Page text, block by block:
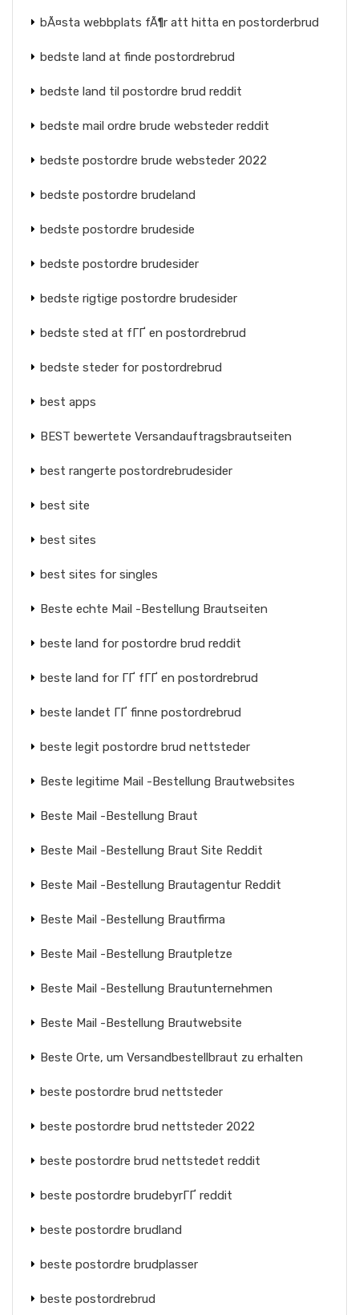
bÃ¤sta webbplats fÃ¶r att hitta en postorderbrud
bedste land at finde postordrebrud
bedste land til postordre brud reddit
bedste mail ordre brude websteder reddit
bedste postordre brude websteder 2022
bedste postordre brudeland
bedste postordre brudeside
bedste postordre brudesider
bedste rigtige postordre brudesider
bedste sted at fГҐ en postordrebrud
bedste steder for postordrebrud
best apps
BEST bewertete Versandauftragsbrautseiten
best rangerte postordrebrudesider
best site
best sites
best sites for singles
Beste echte Mail -Bestellung Brautseiten
beste land for postordre brud reddit
beste land for ГҐ fГҐ en postordrebrud
beste landet ГҐ finne postordrebrud
beste legit postordre brud nettsteder
Beste legitime Mail -Bestellung Brautwebsites
Beste Mail -Bestellung Braut
Beste Mail -Bestellung Braut Site Reddit
Beste Mail -Bestellung Brautagentur Reddit
Beste Mail -Bestellung Brautfirma
Beste Mail -Bestellung Brautpletze
Beste Mail -Bestellung Brautunternehmen
Beste Mail -Bestellung Brautwebsite
Beste Orte, um Versandbestellbraut zu erhalten
beste postordre brud nettsteder
beste postordre brud nettsteder 2022
beste postordre brud nettstedet reddit
beste postordre brudebyrГҐ reddit
beste postordre brudland
beste postordre brudplasser
beste postordrebrud